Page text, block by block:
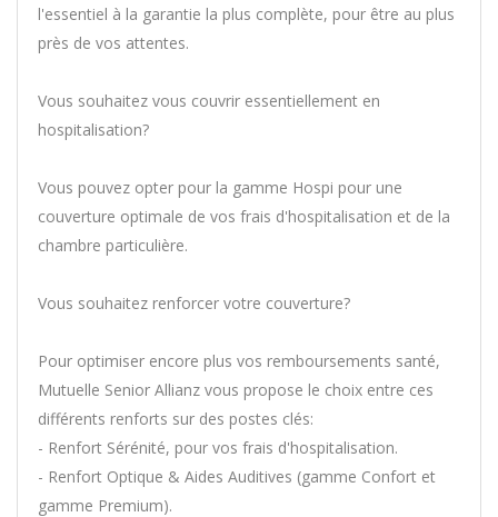
l'essentiel à la garantie la plus complète, pour être au plus
près de vos attentes.
Vous souhaitez vous couvrir essentiellement en
hospitalisation?
Vous pouvez opter pour la gamme Hospi pour une
couverture optimale de vos frais d'hospitalisation et de la
chambre particulière.
Vous souhaitez renforcer votre couverture?
Pour optimiser encore plus vos remboursements santé,
Mutuelle Senior Allianz vous propose le choix entre ces
différents renforts sur des postes clés:
- Renfort Sérénité, pour vos frais d'hospitalisation.
- Renfort Optique & Aides Auditives (gamme Confort et
gamme Premium).